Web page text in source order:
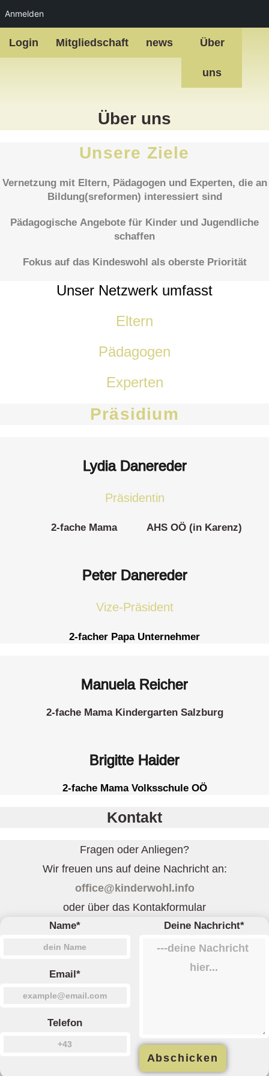
Anmelden
Inhalt
Login Mitgliedschaft news Über
uns
Über uns
Unsere Ziele
Vernetzung mit Eltern, Pädagogen und Experten, die an
Bildung(sreformen) interessiert sind
Pädagogische Angebote für Kinder und Jugendliche
schaffen
Fokus auf das Kindeswohl als oberste Priorität
Unser Netzwerk umfasst
Eltern
Pädagogen
Experten
Präsidium
Lydia Danereder
Präsidentin
2-fache Mama AHS OÖ (in Karenz)
Peter Danereder
Vize-Präsident
2-facher Papa Unternehmer
Manuela Reicher
2-fache Mama Kindergarten Salzburg
Brigitte Haider
2-fache Mama Volksschule OÖ
Kontakt
Fragen oder Anliegen?
Wir freuen uns auf deine Nachricht an:
office@kinderwohl.info
oder über das Kontakformular
Name*
Email*
Telefon
Deine Nachricht*
Abschicken